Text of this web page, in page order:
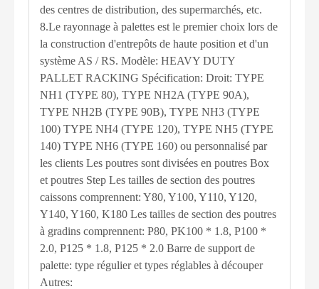
des centres de distribution, des supermarchés, etc.
8.Le rayonnage à palettes est le premier choix lors de
la construction d'entrepôts de haute position et d'un
système AS / RS. Modèle: HEAVY DUTY
PALLET RACKING Spécification: Droit: TYPE
NH1 (TYPE 80), TYPE NH2A (TYPE 90A),
TYPE NH2B (TYPE 90B), TYPE NH3 (TYPE
100) TYPE NH4 (TYPE 120), TYPE NH5 (TYPE
140) TYPE NH6 (TYPE 160) ou personnalisé par
les clients Les poutres sont divisées en poutres Box
et poutres Step Les tailles de section des poutres
caissons comprennent: Y80, Y100, Y110, Y120,
Y140, Y160, K180 Les tailles de section des poutres
à gradins comprennent: P80, PK100 * 1.8, P100 *
2.0, P125 * 1.8, P125 * 2.0 Barre de support de
palette: type régulier et types réglables à découper
Autres: